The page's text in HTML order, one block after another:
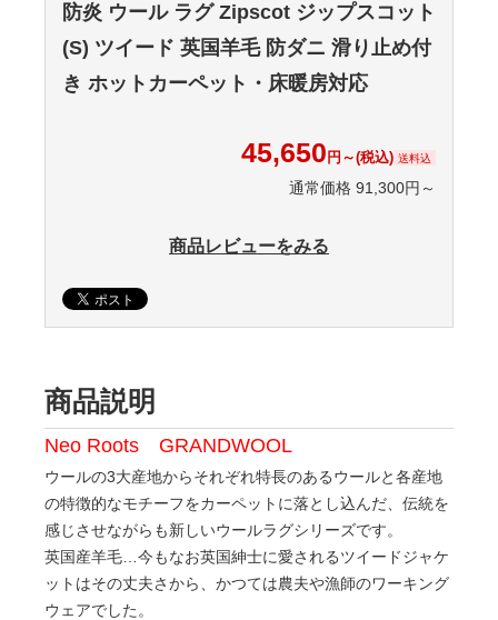
防炎 ウール ラグ Zipscot ジップスコット
(S) ツイード 英国羊毛 防ダニ 滑り止め付
き ホットカーペット・床暖房対応
45,650 円～(税込) 送料込
通常価格 91,300円～
商品レビューをみる
商品説明
Neo Roots GRANDWOOL
ウールの3大産地からそれぞれ特長のあるウールと各産地
の特徴的なモチーフをカーペットに落とし込んだ、伝統を
感じさせながらも新しいウールラグシリーズです。
英国産羊毛…今もなお英国紳士に愛されるツイードジャケ
ットはその丈夫さから、かつては農夫や漁師のワーキング
ウェアでした。